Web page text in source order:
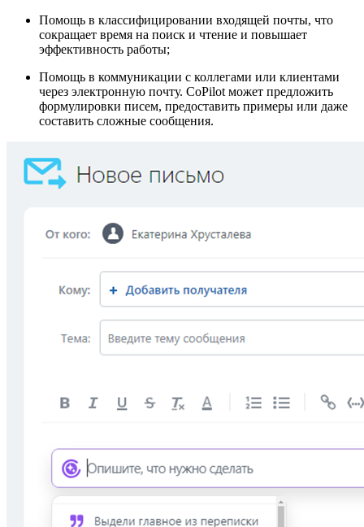
Помощь в классифицировании входящей почты, что
сокращает время на поиск и чтение и повышает
эффективность работы;
Помощь в коммуникации с коллегами или клиентами
через электронную почту. CoPilot может предложить
формулировки писем, предоставить примеры или даже
составить сложные сообщения.